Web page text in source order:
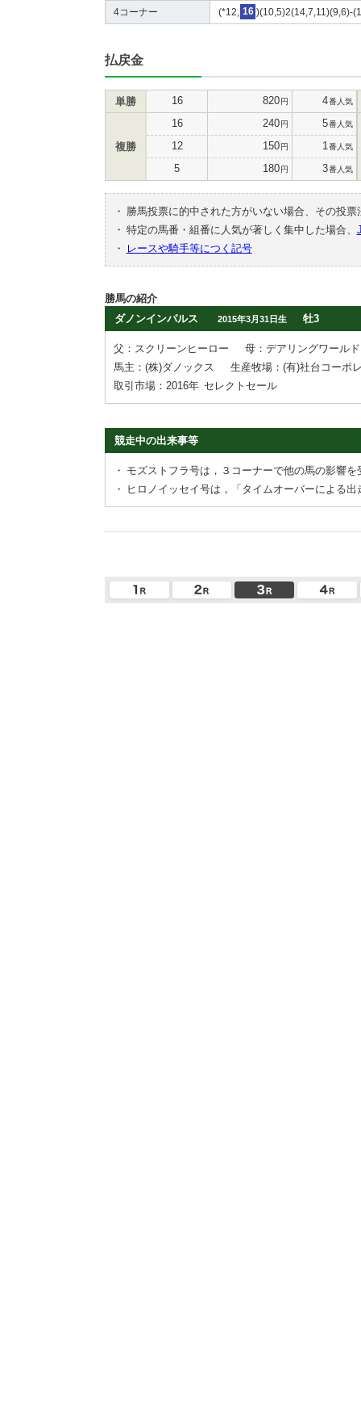
4コーナー (*12, 16 )(10,5)2(14,7,11)(9,6)-
払戻金
単勝 16 820円 4番人気
複勝
16 240円 5番人気
12 150円 1 番人気
5 180円 3番人気
・
勝馬投票に的中された方がいない場合、その投
・ 特定の馬番・組番に人気が著しく集中した場合、
・
レースや騎手等につく記号
勝馬の紹介
ダノンインパルス
2015年3月31日生 牡3
父：スクリーンヒーロー
母：デアリングワールド
馬主：(株)ダノックス
生産牧場：(有)社台コーポ
取引市場：2016年 セレクトセール
競走中の出来事等
・ モズストフラ号は，３コーナーで他の馬の影響
・
ヒロノイッセイ号は，「タイムオーバーによる